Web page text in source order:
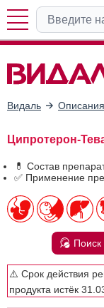
Видаль
Ципротерон-
💊 Состав
✅ Применение
Поиск
⚠️ Срок действия
продукта истёк